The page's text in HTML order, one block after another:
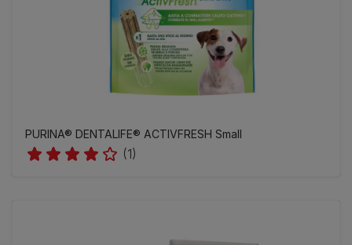
PURINA® DENTALIFE® ACTIVFRESH Small
(1)